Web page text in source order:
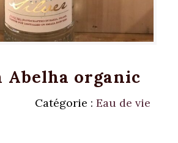
Abelha organic
Catégorie : Eau de vie